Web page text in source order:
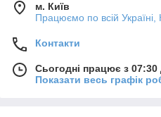
м. Київ
Працюємо по всій Україні,
Контакти
Сьогодні працює з 07:30
Показати весь графік